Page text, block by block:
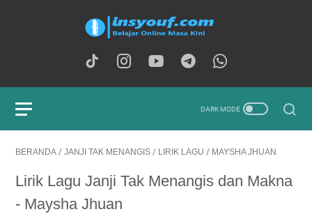
BERANDA / JANJI TAK MENANGIS / LIRIK LAGU / MAYSHA JHUAN
Lirik Lagu Janji Tak Menangis dan Makna
- Maysha Jhuan